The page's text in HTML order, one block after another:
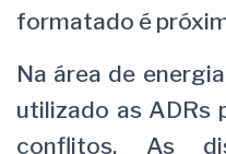
formatado é
Na área de
utilizado as ADRs
conflitos. As